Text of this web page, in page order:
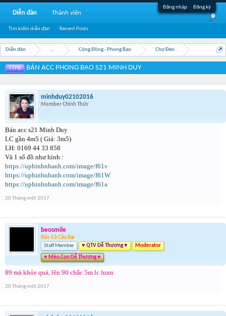
Đăng nhập Đăng ký
Diễn đàn ... Cộng Đồng - Phong Bạo Chợ Đen
TTPB BÁN ACC PHONG BẠO S21 MINH DUY
minhduy02102016
Member Chính Thức
Bán acc s21 Minh Duy
LC gần 4m5 ( Giá: 3m5)
LH: 0169 44 33 858
Và 1 số đồ như hình :
https://uphinhnhanh.com/image/f61v
https://uphinhnhanh.com/image/f61W
https://uphinhnhanh.com/image/f61a
20 Tháng một 2017
beosmile
Độc Cô Cầu Bại
Staff Member
♥ QTV Dễ Thương ♥ Moderator
♥ Mèo Con Dễ Thương ♥
89 mà khỏe quá, lên 90 chắc 5m lc lunn
20 Tháng một 2017
Diễn đàn
Tìm kiếm diễn đàn Recent Posts
Thành viên